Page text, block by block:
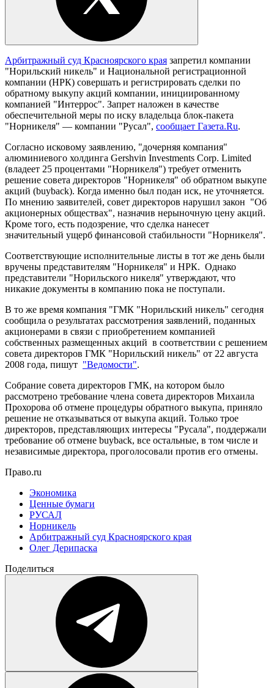
Арбитражный суд Красноярского края запретил компании
"Норильский никель" и Национальной регистрационной
компании (НРК) совершать и регистрировать сделки по
обратному выкупу акций компании, инициированному
компанией "Интеррос". Запрет наложен в качестве
обеспечительной меры по иску владельца блок-пакета
"Норникеля" — компании "Русал", сообщает Газета.Ru.
Согласно исковому заявлению, "дочерняя компания"
алюминиевого холдинга Gershvin Investments Corp. Limited
(владеет 25 процентами "Норникеля") требует отменить
решение совета директоров "Норникеля" об обратном выкупе
акций (buyback). Когда именно был подан иск, не уточняется.
По мнению заявителей, совет директоров нарушил закон "Об
акционерных обществах", назначив нерыночную цену акций.
Кроме того, есть подозрение, что сделка нанесет
значительный ущерб финансовой стабильности "Норникеля".
Соответствующие исполнительные листы в тот же день были
вручены представителям "Норникеля" и НРК. Однако
представители "Норильского никеля" утверждают, что
никакие документы в компанию пока не поступали.
В то же время компания "ГМК "Норильский никель" сегодня
сообщила о результатах рассмотрения заявлений, поданных
акционерами в связи с приобретением компанией
собственных размещенных акций в соответствии с решением
совета директоров ГМК "Норильский никель" от 22 августа
2008 года, пишут "Ведомости".
Собрание совета директоров ГМК, на котором было
рассмотрено требование члена совета директоров Михаила
Прохорова об отмене процедуры обратного выкупа, приняло
решение не отказываться от выкупа акций. Только трое
директоров, представляющих интересы "Русала", поддержали
требование об отмене buyback, все остальные, в том числе и
независимые директора, проголосовали против его отмены.
Право.ru
Экономика
Ценные бумаги
РУСАЛ
Норникель
Арбитражный суд Красноярского края
Олег Дерипаска
Поделиться